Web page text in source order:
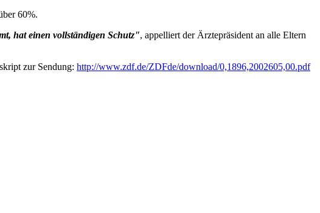
60%.
hat einen vollständigen Schutz", appelliert der Ärztepräsident an alle Eltern
zur Sendung: http://www.zdf.de/ZDFde/download/0,1896,2002605,00.pdf